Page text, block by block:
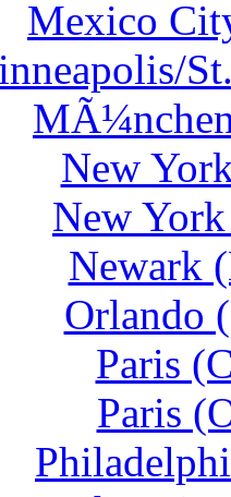
Mexico
New
New
Newark
Orlando
Paris
Paris